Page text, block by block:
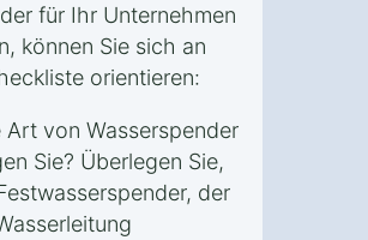
für Ihr Unternehmen
können Sie sich an
orientieren:
Art von Wasserspender
Sie? Überlegen Sie,
der